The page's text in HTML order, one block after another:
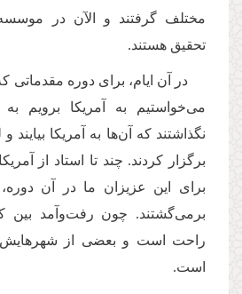
مختلف گرفتند و الآن در
تحقیق هستند.
در آن ایام، برای دوره مقدماتی
می‌خواستیم به آمریکا برویم به
نگذاشتند که آن‌ها به آمریکا بیایند و
برگزار کردند. چند تا استاد از
برای این عزیزان ما در آن
برمی‌گشتند. چون رفت‌وآمد بین
راحت است و بعضی از شهرهایش
است.